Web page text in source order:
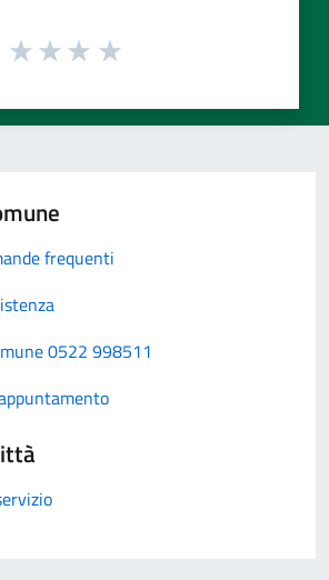
frequenti
0522 998511